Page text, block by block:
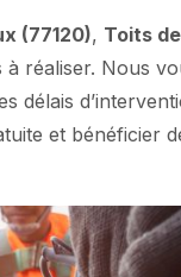
(77120), Toits
réaliser. Nous
délais
et bénéficier